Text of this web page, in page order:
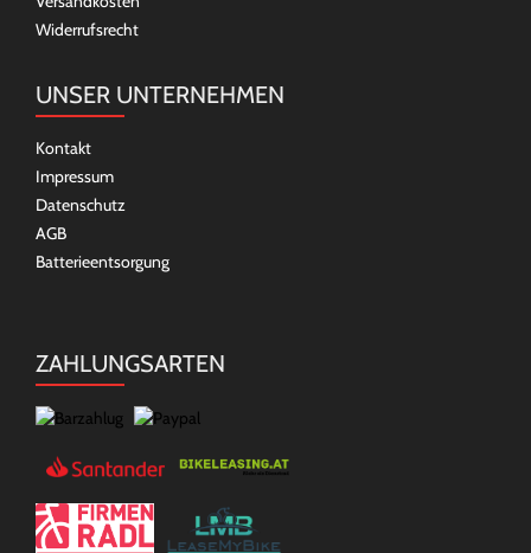
Widerrufsrecht
UNSER UNTERNEHMEN
Kontakt
Impressum
Datenschutz
AGB
Batterieentsorgung
ZAHLUNGSARTEN